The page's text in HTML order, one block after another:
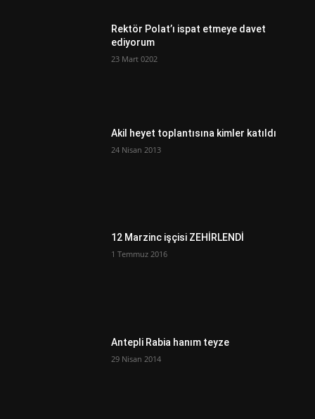
Rektör Polat’ı ispat etmeye davet
ediyorum
23 Mart 0202
Akil heyet toplantısına kimler katıldı
24 Nisan 2013
12 Marzinc işçisi ZEHİRLENDİ
1 Temmuz 2016
Antepli Rabia hanım teyze
29 Nisan 2014